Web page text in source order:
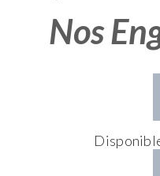
Nos